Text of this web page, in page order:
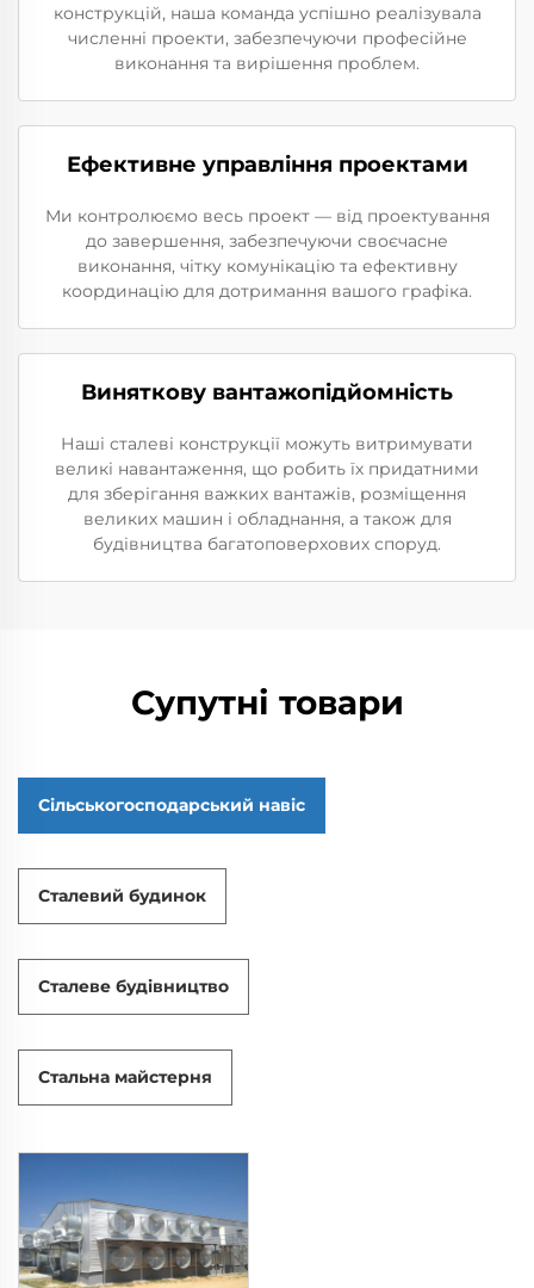
конструкцій, наша команда успішно реалізувала
численні проекти, забезпечуючи професійне
виконання та вирішення проблем.
Ефективне управління проектами
Ми контролюємо весь проект — від проектування
до завершення, забезпечуючи своєчасне
виконання, чітку комунікацію та ефективну
координацію для дотримання вашого графіка.
Виняткову вантажопідйомність
Наші сталеві конструкції можуть витримувати
великі навантаження, що робить їх придатними
для зберігання важких вантажів, розміщення
великих машин і обладнання, а також для
будівництва багатоповерхових споруд.
Супутні товари
Сільськогосподарський навіс
Сталевий будинок
Сталеве будівництво
Стальна майстерня